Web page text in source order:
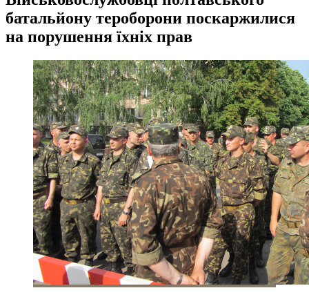
батальйону тероборони поскаржилися
на порушення їхніх прав